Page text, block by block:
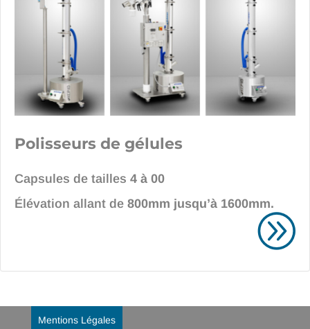
Polisseurs de gélules
Capsules de tailles 4 à 00
Élévation allant de 800mm jusqu’à 1600mm.
Mentions Légales